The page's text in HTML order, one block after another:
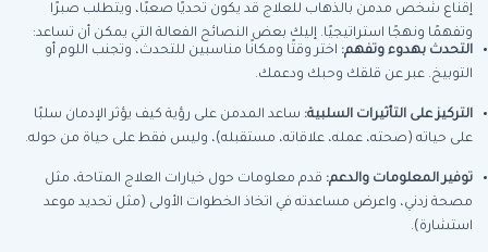
إقناع شخص مدمن بالذهاب للعلاج قد يكون تحديًا صعبًا، ويتطلب صبرًا
وتفهمًا ونهجًا استراتيجيًا. إليك بعض النصائح الفعالة التي يمكن أن تساعد:
التحدث بهدوء وتفهم: اختر وقتًا ومكانًا مناسبين للتحدث، وتجنب اللوم أو
التوبيخ. عبر عن قلقك وحبك ودعمك.
التركيز على التأثيرات السلبية: ساعد المدمن على رؤية كيف يؤثر الإدمان سلبًا
على حياته (صحته، عمله، علاقاته، مستقبله)، وليس فقط على حياة من حوله.
توفير المعلومات والدعم: قدم معلومات حول خيارات العلاج المتاحة، مثل
مصحة زدني، واعرض مساعدته في اتخاذ الخطوات الأولى (مثل تحديد موعد
استشارة).